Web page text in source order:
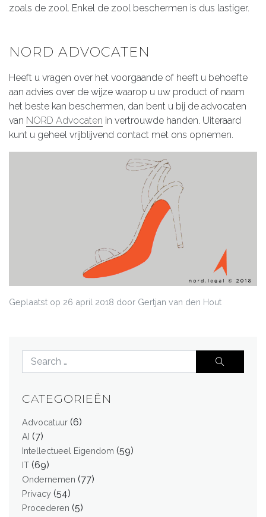
zoals de zool. Enkel de zool beschermen is dus lastiger.
NORD ADVOCATEN
Heeft u vragen over het voorgaande of heeft u behoefte
aan advies over de wijze waarop u uw product of naam
het beste kan beschermen, dan bent u bij de advocaten
van NORD Advocaten in vertrouwde handen. Uiteraard
kunt u geheel vrijblijvend contact met ons opnemen.
Geplaatst op 26 april 2018 door Gertjan van den Hout
CATEGORIEËN
Advocatuur (6)
AI (7)
Intellectueel Eigendom (59)
IT (69)
Ondernemen (77)
Privacy (54)
Procederen (5)